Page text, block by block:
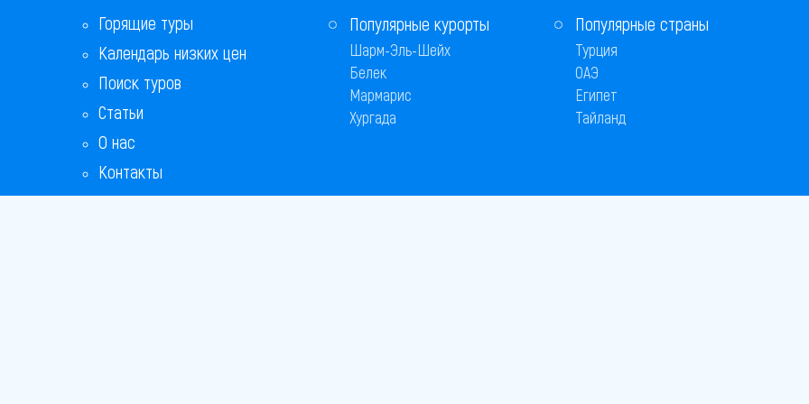
Горящие туры
Календарь низких цен
Поиск туров
Статьи
О нас
Контакты
Популярные курорты
Шарм-Эль-Шейх
Белек
Мармарис
Хургада
Популярные страны
Турция
ОАЭ
Египет
Тайланд